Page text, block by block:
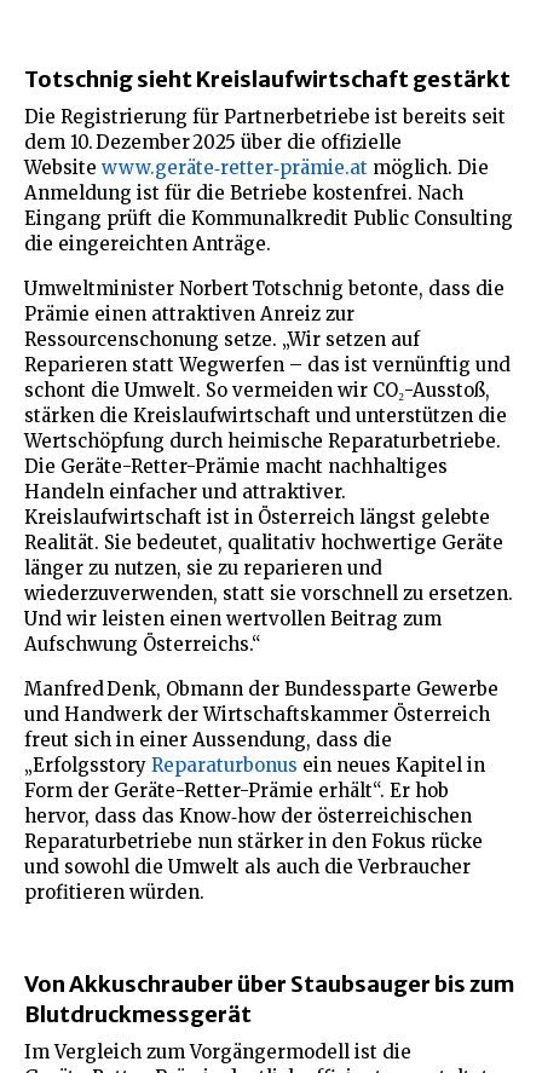
Totschnig sieht Kreislaufwirtschaft gestärkt
Die Registrierung für Partnerbetriebe ist bereits seit
dem 10. Dezember 2025 über die offizielle
Website www.geräte‑retter‑prämie.at möglich. Die
Anmeldung ist für die Betriebe kostenfrei. Nach
Eingang prüft die Kommunalkredit Public Consulting
die eingereichten Anträge.
Umweltminister Norbert Totschnig betonte, dass die
Prämie einen attraktiven Anreiz zur
Ressourcenschonung setze. „Wir setzen auf
Reparieren statt Wegwerfen – das ist vernünftig und
schont die Umwelt. So vermeiden wir CO₂-Ausstoß,
stärken die Kreislaufwirtschaft und unterstützen die
Wertschöpfung durch heimische Reparaturbetriebe.
Die Geräte-Retter-Prämie macht nachhaltiges
Handeln einfacher und attraktiver.
Kreislaufwirtschaft ist in Österreich längst gelebte
Realität. Sie bedeutet, qualitativ hochwertige Geräte
länger zu nutzen, sie zu reparieren und
wiederzuverwenden, statt sie vorschnell zu ersetzen.
Und wir leisten einen wertvollen Beitrag zum
Aufschwung Österreichs.“
Manfred Denk, Obmann der Bundessparte Gewerbe
und Handwerk der Wirtschaftskammer Österreich
freut sich in einer Aussendung, dass die
„Erfolgsstory Reparaturbonus ein neues Kapitel in
Form der Geräte-Retter-Prämie erhält“. Er hob
hervor, dass das Know‑how der österreichischen
Reparaturbetriebe nun stärker in den Fokus rücke
und sowohl die Umwelt als auch die Verbraucher
profitieren würden.
Von Akkuschrauber über Staubsauger bis zum
Blutdruckmessgerät
Im Vergleich zum Vorgängermodell ist die